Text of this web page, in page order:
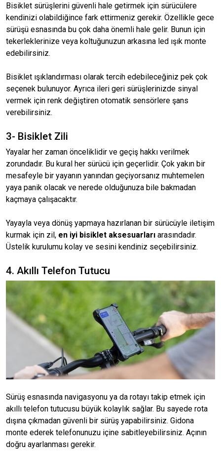
Bisiklet sürüşlerini güvenli hale getirmek için sürücülere
kendinizi olabildiğince fark ettirmeniz gerekir. Özellikle gece
sürüşü esnasında bu çok daha önemli hale gelir. Bunun için
tekerleklerinize veya koltuğunuzun arkasına led ışık monte
edebilirsiniz.
Bisiklet ışıklandırması olarak tercih edebileceğiniz pek çok
seçenek bulunuyor. Ayrıca ileri geri sürüşlerinizde sinyal
vermek için renk değiştiren otomatik sensörlere şans
verebilirsiniz.
3- Bisiklet Zili
Yayalar her zaman önceliklidir ve geçiş hakkı verilmek
zorundadır. Bu kural her sürücü için geçerlidir. Çok yakın bir
mesafeyle bir yayanın yanından geçiyorsanız muhtemelen
yaya panik olacak ve nerede olduğunuza bile bakmadan
kaçmaya çalışacaktır.
Yayayla veya dönüş yapmaya hazırlanan bir sürücüyle iletişim
kurmak için zil, en iyi bisiklet aksesuarları arasındadır.
Üstelik kurulumu kolay ve sesini kendiniz seçebilirsiniz.
4. Akıllı Telefon Tutucu
Sürüş esnasında navigasyonu ya da rotayı takip etmek için
akıllı telefon tutucusu büyük kolaylık sağlar. Bu sayede rota
dışına çıkmadan güvenli bir sürüş yapabilirsiniz. Gidona
monte ederek telefonunuzu içine sabitleyebilirsiniz. Açının
doğru ayarlanması gerekir.